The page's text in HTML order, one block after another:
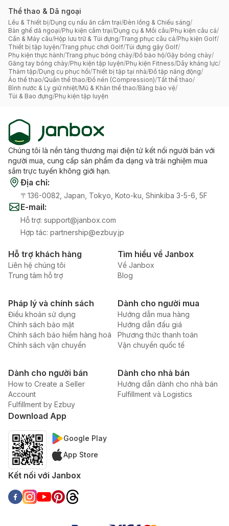
Thể thao & Dã ngoại
Lều & Thiết bị/Dụng cụ nấu ăn cắm trại/Đèn lồng & Chiếu sáng/
Bàn ghế dã ngoại/Phụ kiện cắm trại/Dụng cụ & Mồi câu/Phụ kiện câu cá/
Cần & Máy câu/Hộp lưu trữ & Túi đựng/Trang phục câu cá/Phụ kiện Golf/
Thiết bị tập luyện/Trang phục chơi Golf/Túi đựng gậy Golf/
Phụ kiện thực hành/Trang phục bóng chày/Đồ bảo hộ/Gậy bóng chày/
Găng tay bóng chày/Phụ kiện tập luyện/Phụ kiện Fitness/Dây kháng lực/
Thảm tập/Dụng cụ phục hồi/Thiết bị tập tại nhà/Đồ tập năng động/
Áo thể thao/Quần thể thao/Đồ nén (Compression)/Tất thể thao/
Bình nước & Ly giữ nhiệt/Mũ & Khăn thể thao/Băng bảo vệ/
Túi & Bao đựng/Phụ kiện tập luyện
Chúng tôi là nền tảng thương mại điện tử kết nối người bán với
người mua, cung cấp sản phẩm đa dạng và trải nghiệm mua
sắm trực tuyến không giới hạn.
Địa chỉ:
〒136-0082, Japan, Tokyo, Koto-ku, Shinkiba 3-5-6, 5F
E-mail:
Hỗ trợ: support@janbox.com
Hợp tác: partnership@ezbuy.jp
Hỗ trợ khách hàng
Liên hệ chúng tôi
Trung tâm hỗ trợ
Tìm hiểu về Janbox
Về Janbox
Blog
Pháp lý và chính sách
Điều khoản sử dụng
Chính sách bảo mật
Chính sách bảo hiểm hàng hoá
Chính sách vận chuyển
Dành cho người mua
Hướng dẫn mua hàng
Hướng dẫn đấu giá
Phương thức thanh toán
Vận chuyển quốc tế
Dành cho người bán
How to Create a Seller
Account
Fulfillment by Ezbuy
Dành cho nhà bán
Hướng dẫn dành cho nhà bán
Fulfillment và Logistics
Download App
Google Play
App Store
Kết nối với Janbox